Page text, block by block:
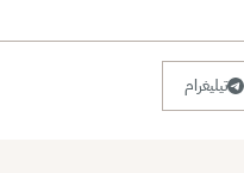
تيليغرام